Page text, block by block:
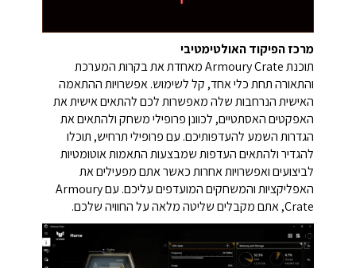
מרכז הפיקוד האולטימטיבי
תוכנת Armoury Crate מאחדת את בקרות המערכת
והתאורה תחת כלי אחד, קל לשימוש. אפשרויות ההתאמה
האישית הנרחבות שלה מאפשרות לכם להתאים אישית את
האפקטים האסתטיים, לכוונן פרופילי משחק ולהתאים את
הגדרות השמע להעדפותיכם. עם פרופילי תרחיש, תוכלו
להגדיר ולהתאים העדפות שמבצעות התאמות אוטומטיות
לביצועים ואפשרויות אחרות כאשר אתם מפעילים את
האפליקציות והמשחקים המועדפים עליכם. עם Armoury
Crate, אתם מקבלים שליטה מלאה על החוויה שלכם.